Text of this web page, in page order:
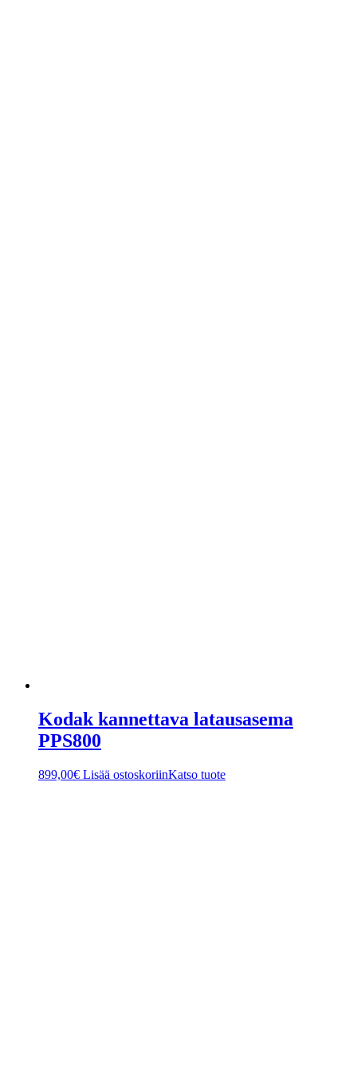
Kodak kannettava latausasema
PPS800
899,00€ Lisää ostoskoriinKatso tuote